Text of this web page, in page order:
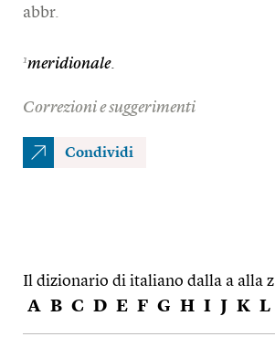
abbr.
1meridionale.
Correzioni e suggerimenti
Condividi
Il dizionario di italiano dalla a alla z
A B C D E F G H I J K L